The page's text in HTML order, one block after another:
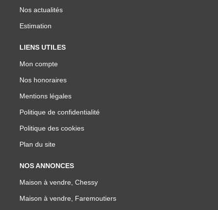
Nos actualités
Estimation
LIENS UTILES
Mon compte
Nos honoraires
Mentions légales
Politique de confidentialité
Politique des cookies
Plan du site
NOS ANNONCES
Maison à vendre, Chessy
Maison à vendre, Faremoutiers